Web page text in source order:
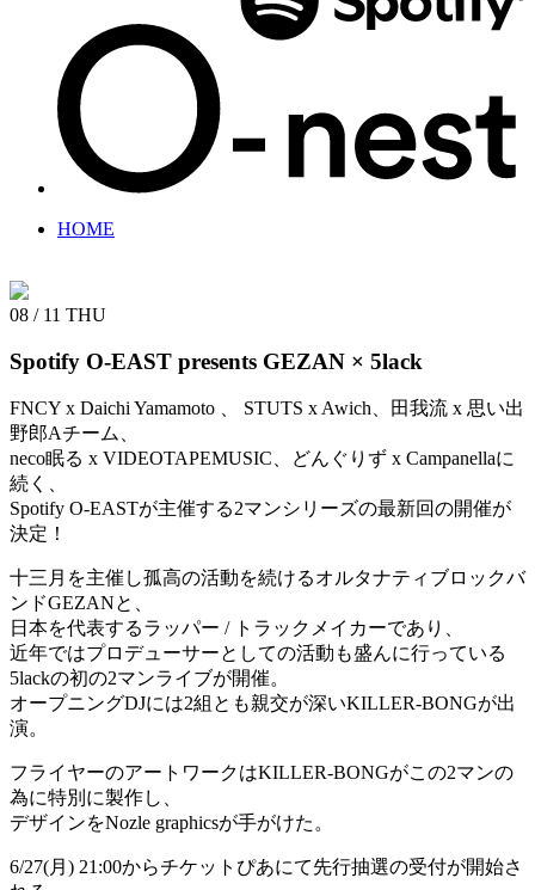
HOME
08 / 11 THU
Spotify O-EAST presents GEZAN × 5lack
FNCY x Daichi Yamamoto 、 STUTS x Awich、田我流 x 思い出
野郎Aチーム、
neco眠る x VIDEOTAPEMUSIC、どんぐりず x Campanellaに
続く、
Spotify O-EASTが主催する2マンシリーズの最新回の開催が
決定！
十三月を主催し孤高の活動を続けるオルタナティブロックバ
ンドGEZANと、
日本を代表するラッパー / トラックメイカーであり、
近年ではプロデューサーとしての活動も盛んに行っている
5lackの初の2マンライブが開催。
オープニングDJには2組とも親交が深いKILLER-BONGが出
演。
フライヤーのアートワークはKILLER-BONGがこの2マンの
為に特別に製作し、
デザインをNozle graphicsが手がけた。
6/27(月) 21:00からチケットぴあにて先行抽選の受付が開始さ